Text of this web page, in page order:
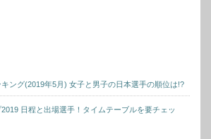
ング(2019年5月) 女子と男子の日本選手の順位は!?
日程と出場選手！タイムテーブルを要チェッ